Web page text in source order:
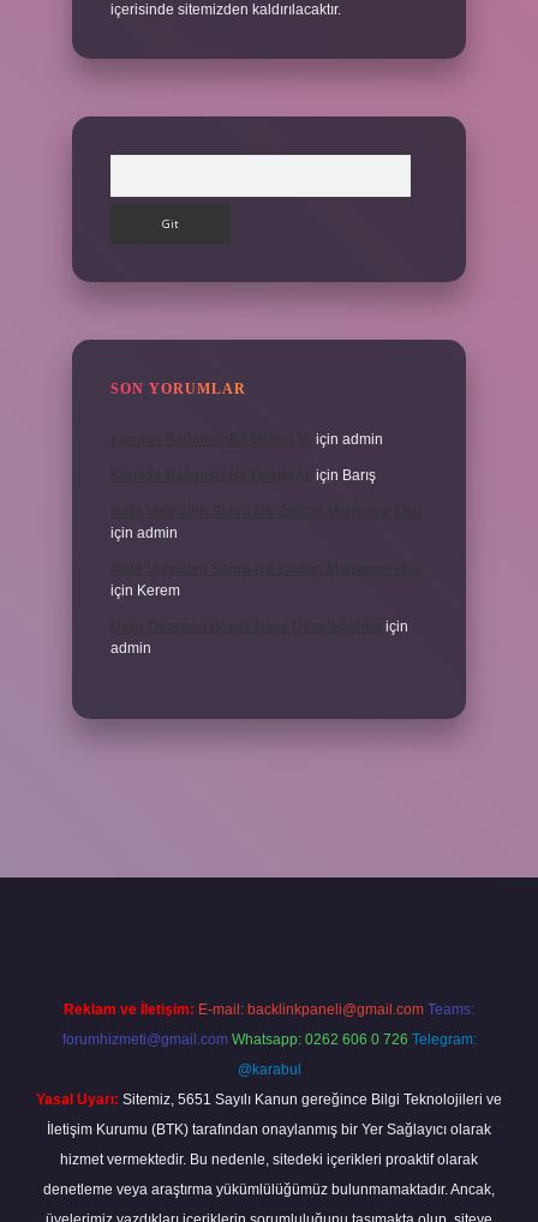
içerisinde sitemizden kaldırılacaktır.
SON YORUMLAR
için admin
için Barış
için admin
için Kerem
için
admin
Reklam ve İletişim: E-mail: backlinkpaneli@gmail.com Teams:
forumhizmeti@gmail.com Whatsapp: 0262 606 0 726 Telegram:
@karabul
Yasal Uyarı: Sitemiz, 5651 Sayılı Kanun gereğince Bilgi Teknolojileri ve
İletişim Kurumu (BTK) tarafından onaylanmış bir Yer Sağlayıcı olarak
hizmet vermektedir. Bu nedenle, sitedeki içerikleri proaktif olarak
denetleme veya araştırma yükümlülüğümüz bulunmamaktadır. Ancak,